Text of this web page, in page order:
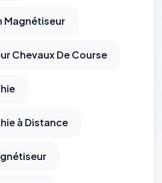
Magnétiseur
Chevaux De Course
à Distance